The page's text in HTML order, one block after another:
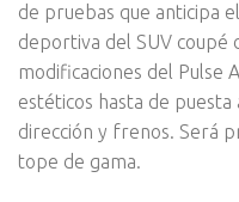
de pruebas que anticipa
deportiva del SUV coupé
modificaciones del Pulse
estéticos hasta de
dirección y frenos. Será
tope de gama.